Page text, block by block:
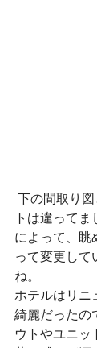
トは違って
によって、眺
って変更して
ね。
ホテルはリニ
綺麗だったの
ウトやユニッ